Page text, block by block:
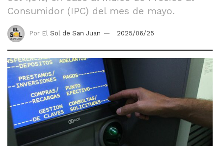
Consumidor (IPC) del mes de mayo.
Por El Sol de San Juan 2025/06/25